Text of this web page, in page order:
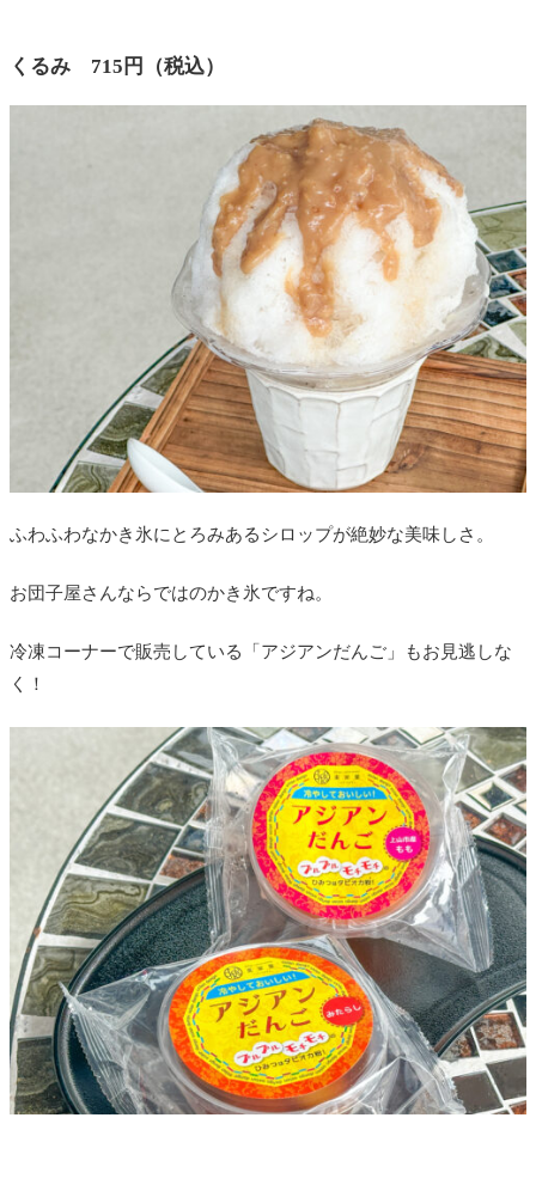
くるみ 715円（税込）
ふわふわなかき氷にとろみあるシロップが絶妙な美味しさ。
お団子屋さんならではのかき氷ですね。
冷凍コーナーで販売している「アジアンだんご」もお見逃しな
く！